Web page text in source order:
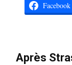
Facebook
Après